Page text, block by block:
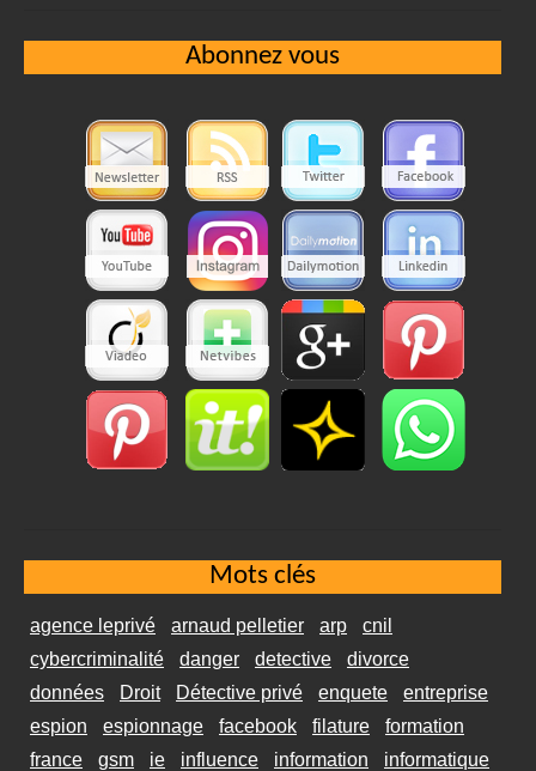
Abonnez vous
Mots clés
agence leprivé arnaud pelletier arp
cnil
cybercriminalité
danger detective
divorce
données
Droit Détective privé enquete
entreprise
espion
espionnage facebook filature
formation
france
gsm ie influence information informatique